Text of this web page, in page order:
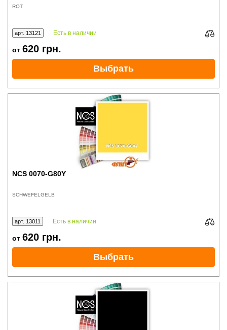
ROT
арт. 13121 Есть в наличии
от 620 грн.
Выбрать
NCS 0070-G80Y
SCHWEFELGELB
арт. 13011 Есть в наличии
от 620 грн.
Выбрать